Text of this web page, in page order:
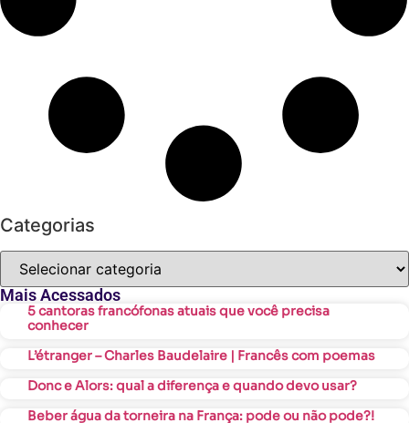
Categorias
Mais Acessados
5 cantoras francófonas atuais que você precisa
conhecer
L’étranger – Charles Baudelaire | Francês com poemas
Donc e Alors: qual a diferença e quando devo usar?
Beber água da torneira na França: pode ou não pode?!